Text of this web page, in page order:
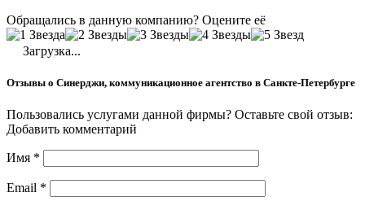
Обращались в данную компанию? Оцените её
Загрузка...
Отзывы о Синерджи, коммуникационное агентство в Санкте-Петербурге
Пользовались услугами данной фирмы? Оставьте свой отзыв:
Добавить комментарий
Имя *
Email *